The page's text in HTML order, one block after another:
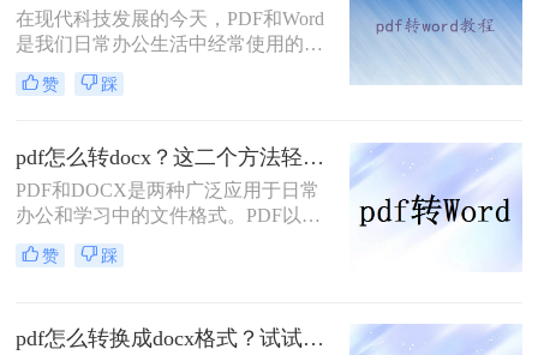
在现代科技发展的今天，PDF和Word
是我们日常办公生活中经常使用的两
种文档格式。有时候，我们需要将一
个PDF文件转换成Word格式，以便于
到过一个问题，那就是在转换过程
中，文件的排版变得凌乱不堪，甚至
使得内容无法阅读。那么如何保证pdf
转word排版不乱呢？，今天我将给大
家介绍三个方法，来确保PDF转Word
时排版不乱。
赞 踩
pdf怎么转docx？这二个方法轻松搞定！
PDF和DOCX是两种广泛应用于日常
办公和学习中的文件格式。PDF以其
跨平台、不易被篡改的特性，成为了
许多正式文档的首选格式；而DOCX
我们可能需要将PDF文档转换为
赞 踩
pdf怎么转换成docx格式？试试这三个转换方法！